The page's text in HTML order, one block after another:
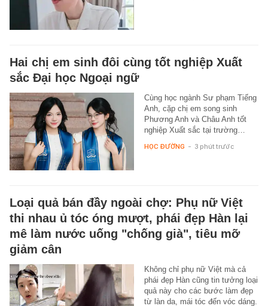
Hai chị em sinh đôi cùng tốt nghiệp Xuất
sắc Đại học Ngoại ngữ
Cùng học ngành Sư phạm Tiếng
Anh, cặp chị em song sinh
Phương Anh và Châu Anh tốt
nghiệp Xuất sắc tại trường…
HỌC ĐƯỜNG - 3 phút trước
Loại quả bán đầy ngoài chợ: Phụ nữ Việt
thi nhau ủ tóc óng mượt, phái đẹp Hàn lại
mê làm nước uống "chống già", tiêu mỡ
giảm cân
Không chỉ phụ nữ Việt mà cả
phái đẹp Hàn cũng tin tưởng loại
quả này cho các bước làm đẹp
từ làn da, mái tóc đến vóc dáng.